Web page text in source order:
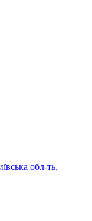
обл-ть,